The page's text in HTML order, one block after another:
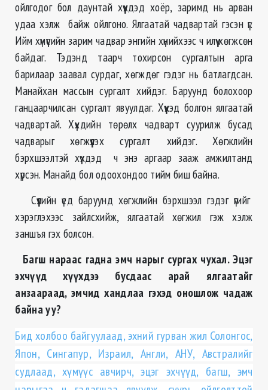
ойлгодог бол даунтай хүүхдэд хоёр, заримд нь арван
удаа хэлж байж ойлгоно. Ялгаатай чадвартай гэсэн үг.
Ийм хүмүүсийн зарим чадвар энгийн хүнийхээс ч илүү хөгжсөн
байдаг. Тэдэнд таарч тохирсон сургалтын арга
барилаар заавал сурдаг, хөгждөг гэдэг нь батлагдсан.
Манайхан массын сургалт хийдэг. Баруунд болохоор
ганцаарчилсан сургалт явуулдаг. Хүүхэд болгон ялгаатай
чадвартай. Хүүхдийн төрөлх чадварт суурилж бусад
чадварыг хөгжүүлэх сургалт хийдэг. Хөгжлийн
бэрхшээлтэй хүүхдэд ч энэ аргаар зааж амжилтанд
хүрсэн. Манайд бол одоохондоо тийм биш байна.
Сүүлийн үед баруунд хөгжлийн бэрхшээл гэдэг үгийг
хэрэглэхээс зайлсхийж, ялгаатай хөгжил гэж хэлж
заншъя гэх болсон.
Багш нараас гадна эмч нарыг сургах чухал. Эцэг
эхчүүд хүүхдээ бусдаас арай ялгаатайг
анзаараад, эмчид хандлаа гэхэд оношлож чадаж
байна уу?
Бид холбоо байгуулаад, эхний гурван жил Солонгос,
Япон, Сингапур, Израил, Англи, АНУ, Австралийг
судлаад, хүмүүс авчирч, эцэг эхчүүд, багш, эмч